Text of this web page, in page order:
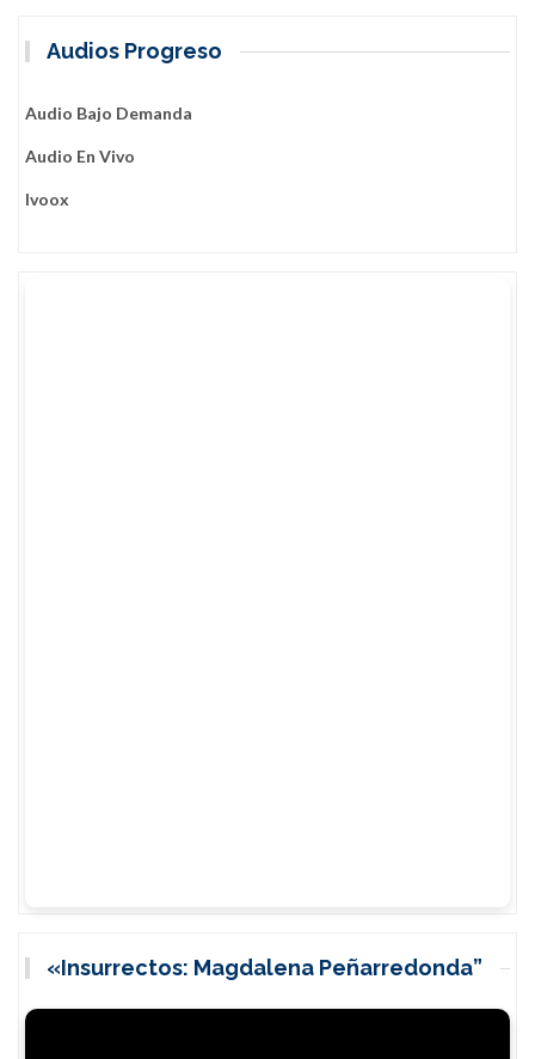
Audios Progreso
Audio Bajo Demanda
Audio En Vivo
Ivoox
«Insurrectos: Magdalena Peñarredonda”